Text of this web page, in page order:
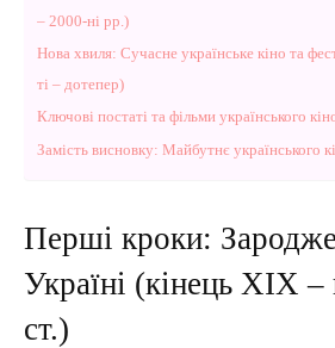
– 2000-ні рр.)
Нова хвиля: Сучасне українське кіно та
ті – дотепер)
Ключові постаті та фільми українського
Замість висновку: Майбутнє українського
Перші кроки:
Україні (кінець XIX
ст.)